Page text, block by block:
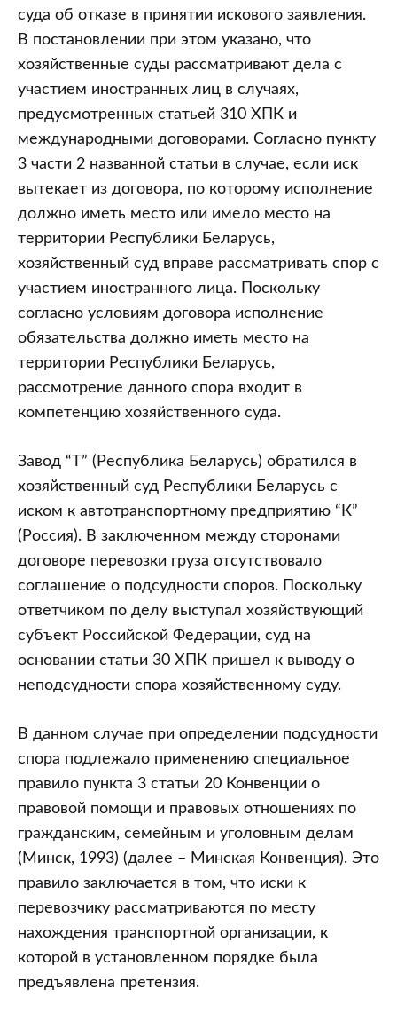
суда об отказе в принятии искового заявления.
В постановлении при этом указано, что
хозяйственные суды рассматривают дела с
участием иностранных лиц в случаях,
предусмотренных статьей 310 ХПК и
международными договорами. Согласно пункту
3 части 2 названной статьи в случае, если иск
вытекает из договора, по которому исполнение
должно иметь место или имело место на
территории Республики Беларусь,
хозяйственный суд вправе рассматривать спор с
участием иностранного лица. Поскольку
согласно условиям договора исполнение
обязательства должно иметь место на
территории Республики Беларусь,
рассмотрение данного спора входит в
компетенцию хозяйственного суда.
Завод “Т” (Республика Беларусь) обратился в
хозяйственный суд Республики Беларусь с
иском к автотранспортному предприятию “К”
(Россия). В заключенном между сторонами
договоре перевозки груза отсутствовало
соглашение о подсудности споров. Поскольку
ответчиком по делу выступал хозяйствующий
субъект Российской Федерации, суд на
основании статьи 30 ХПК пришел к выводу о
неподсудности спора хозяйственному суду.
В данном случае при определении подсудности
спора подлежало применению специальное
правило пункта 3 статьи 20 Конвенции о
правовой помощи и правовых отношениях по
гражданским, семейным и уголовным делам
(Минск, 1993) (далее – Минская Конвенция). Это
правило заключается в том, что иски к
перевозчику рассматриваются по месту
нахождения транспортной организации, к
которой в установленном порядке была
предъявлена претензия.